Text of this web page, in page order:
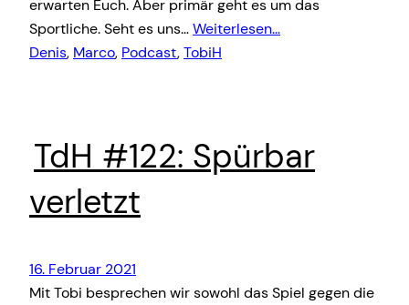
erwarten Euch. Aber primär geht es um das
Sportliche. Seht es uns…Weiterlesen…
Denis, Marco, Podcast, TobiH
TdH #122: Spürbar
verletzt
16. Februar 2021
Mit Tobi besprechen wir sowohl das Spiel gegen die